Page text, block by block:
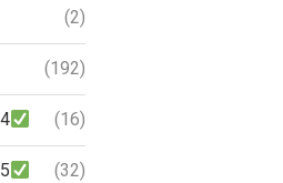
(2)
(192)
(16)
(32)